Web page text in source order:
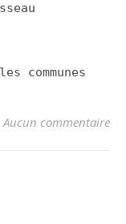
communes
Aucun commentaire